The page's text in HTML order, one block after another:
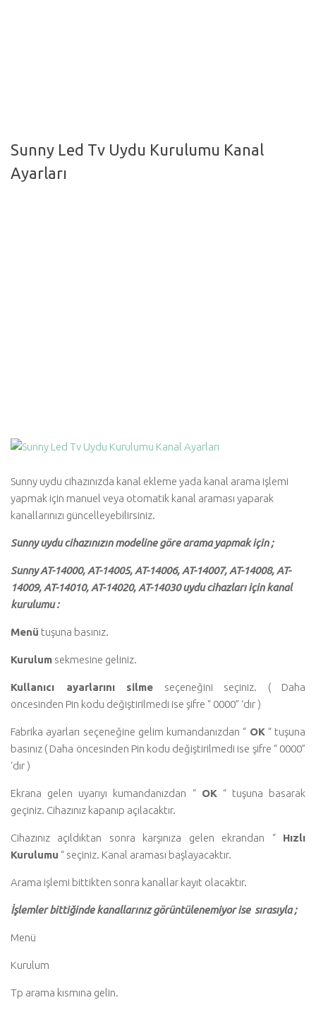
Cilt-Güzellik
Sunny Led Tv Uydu Kurulumu Kanal
Ayarları
Sunny uydu cihazınızda kanal ekleme yada kanal arama işlemi
yapmak için manuel veya otomatik kanal araması yaparak
kanallarınızı güncelleyebilirsiniz.
Sunny uydu cihazınızın modeline göre arama yapmak için ;
Sunny AT-14000, AT-14005, AT-14006, AT-14007, AT-14008, AT-
14009, AT-14010, AT-14020, AT-14030 uydu cihazları için kanal
kurulumu :
Menü tuşuna basınız.
Kurulum sekmesine geliniz.
Kullanıcı ayarlarını silme seçeneğini seçiniz. ( Daha
öncesinden Pin kodu değiştirilmedi ise şifre “ 0000” ‘dır )
Fabrika ayarları seçeneğine gelim kumandanızdan “ OK“ tuşuna
basınız ( Daha öncesinden Pin kodu değiştirilmedi ise şifre “ 0000”
‘dır )
Ekrana gelen uyarıyı kumandanızdan “ OK“ tuşuna basarak
geçiniz. Cihazınız kapanıp açılacaktır.
Cihazınız açıldıktan sonra karşınıza gelen ekrandan “ Hızlı
Kurulumu “ seçiniz. Kanal araması başlayacaktır.
Arama işlemi bittikten sonra kanallar kayıt olacaktır.
İşlemler bittiğinde kanallarınız görüntülenemiyor ise sırasıyla ;
Menü
Kurulum
Tp arama kısmına gelin.